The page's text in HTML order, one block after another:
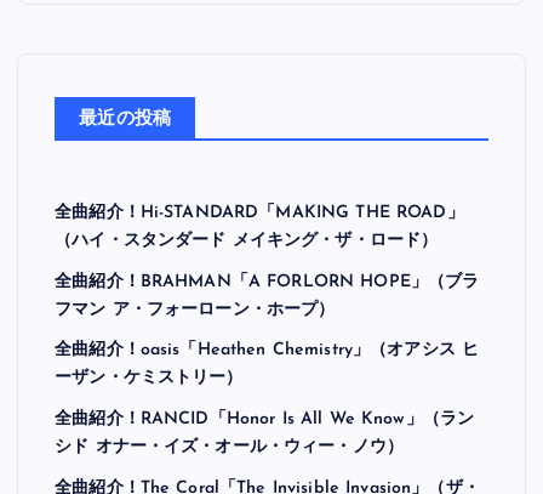
最近の投稿
全曲紹介！Hi-STANDARD「MAKING THE ROAD」
（ハイ・スタンダード メイキング・ザ・ロード）
全曲紹介！BRAHMAN「A FORLORN HOPE」（ブラ
フマン ア・フォーローン・ホープ）
全曲紹介！oasis「Heathen Chemistry」（オアシス ヒ
ーザン・ケミストリー）
全曲紹介！RANCID「Honor Is All We Know」（ラン
シド オナー・イズ・オール・ウィー・ノウ）
全曲紹介！The Coral「The Invisible Invasion」（ザ・